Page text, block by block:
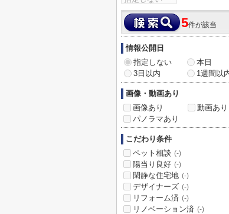
5件が該当
情報公開日
指定しない
本日
3日以内
1週間以
画像・動画あり
画像あり
動画あり
パノラマあり
こだわり条件
ペット相談 (-)
陽当り良好 (-)
閑静な住宅地 (-)
デザイナーズ (-)
リフォーム済 (-)
リノベーション済 (-)